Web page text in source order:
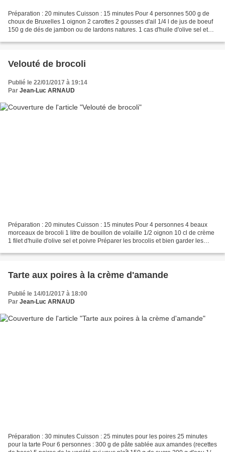
Préparation : 20 minutes Cuisson : 15 minutes Pour 4 personnes 500 g de
choux de Bruxelles 1 oignon 2 carottes 2 gousses d'ail 1/4 l de jus de boeuf
150 g de dés de jambon ou de lardons natures. 1 cas d'huile d'olive sel et
Velouté de brocoli
Publié le 22/01/2017 à 19:14
Par Jean-Luc ARNAUD
Préparation : 20 minutes Cuisson : 15 minutes Pour 4 personnes 4 beaux
morceaux de brocoli 1 litre de bouillon de volaille 1/2 oignon 10 cl de crème
1 filet d'huile d'olive sel et poivre Préparer les brocolis et bien garder les
Tarte aux poires à la crème d'amande
Publié le 14/01/2017 à 18:00
Par Jean-Luc ARNAUD
Préparation : 30 minutes Cuisson : 25 minutes pour les poires 25 minutes
pour la tarte Pour 6 personnes : 300 g de pâte sablée aux amandes (recettes